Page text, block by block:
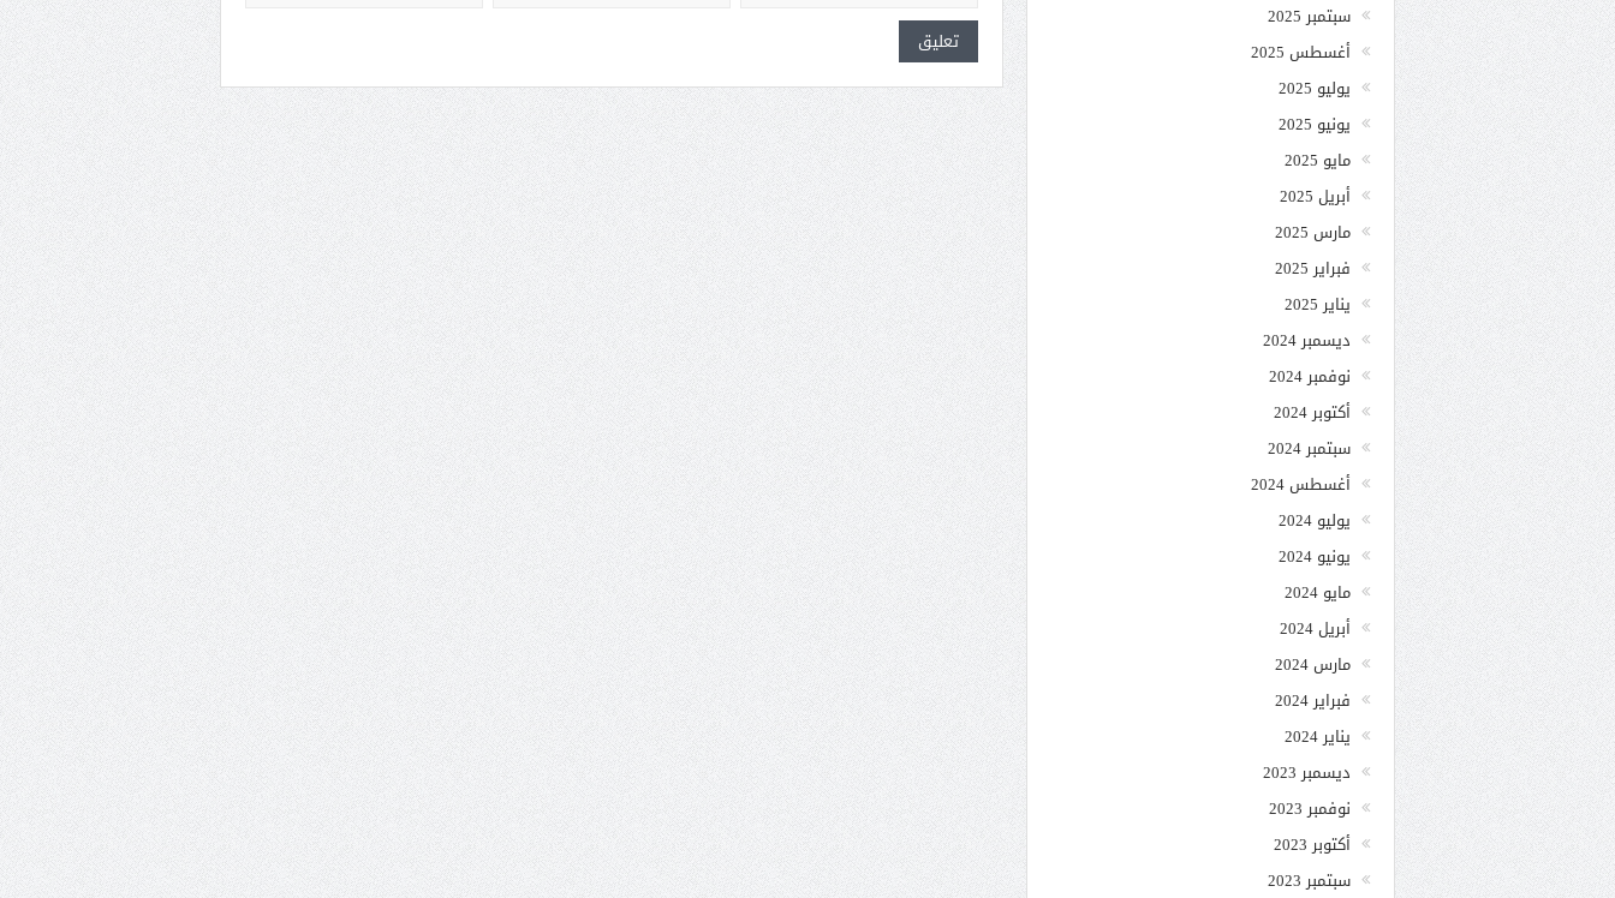
سبتمبر 2025
أغسطس 2025
يوليو 2025
يونيو 2025
مايو 2025
أبريل 2025
مارس 2025
فبراير 2025
يناير 2025
ديسمبر 2024
نوفمبر 2024
أكتوبر 2024
سبتمبر 2024
أغسطس 2024
يوليو 2024
يونيو 2024
مايو 2024
أبريل 2024
مارس 2024
فبراير 2024
يناير 2024
ديسمبر 2023
نوفمبر 2023
أكتوبر 2023
سبتمبر 2023